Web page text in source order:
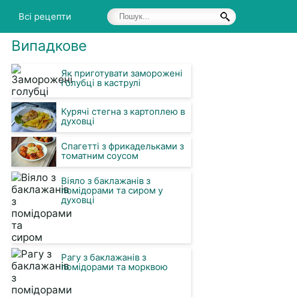
Всі рецепти
Випадкове
Як приготувати заморожені
голубці в каструлі
Курячі стегна з картоплею в
духовці
Спагетті з фрикадельками з
томатним соусом
Віяло з баклажанів з
помідорами та сиром у
духовці
Рагу з баклажанів з
помідорами та морквою